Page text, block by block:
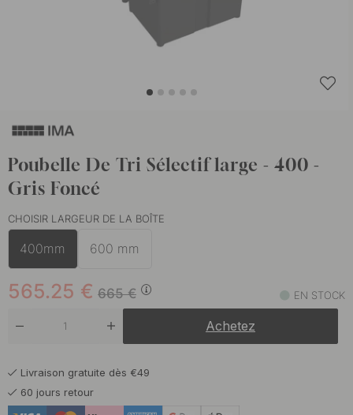
Poubelle De Tri Sélectif large - 400 -
Gris Foncé
CHOISIR LARGEUR DE LA BOÎTE
400mm 600 mm
665€
565.25 € EN STOCK
Achetez
Livraison gratuite dès €49
60 jours retour